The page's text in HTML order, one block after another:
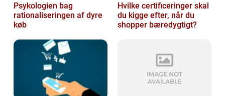
Psykologien bag
rationaliseringen af dyre
køb
Hvilke certificeringer skal
du kigge efter, når du
shopper bæredygtigt?